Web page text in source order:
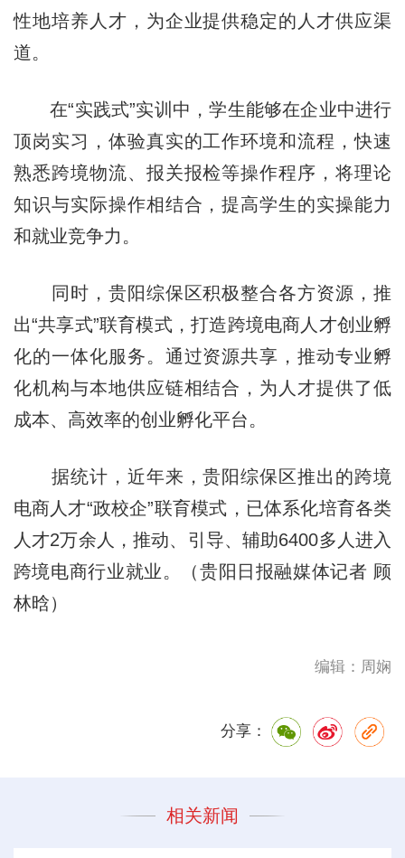
性地培养人才，为企业提供稳定的人才供应渠
道。
在“实践式”实训中，学生能够在企业中进行
顶岗实习，体验真实的工作环境和流程，快速
熟悉跨境物流、报关报检等操作程序，将理论
知识与实际操作相结合，提高学生的实操能力
和就业竞争力。
同时，贵阳综保区积极整合各方资源，推
出“共享式”联育模式，打造跨境电商人才创业孵
化的一体化服务。通过资源共享，推动专业孵
化机构与本地供应链相结合，为人才提供了低
成本、高效率的创业孵化平台。
据统计，近年来，贵阳综保区推出的跨境
电商人才“政校企”联育模式，已体系化培育各类
人才2万余人，推动、引导、辅助6400多人进入
跨境电商行业就业。（贵阳日报融媒体记者 顾
林晗）
编辑：周娴
分享：
相关新闻